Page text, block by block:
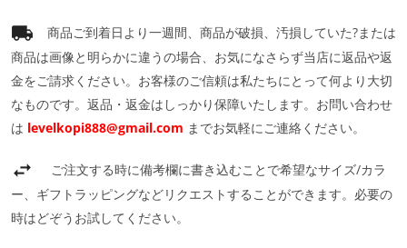
商品ご到着日より一週間、商品が破損、汚損していた?または
商品は画像と明らかに違うの場合、お気になさらず当店に返品や返
金をご請求ください。お客様のご信頼は私たちにとって何より大切
なものです。返品・返金はしっかり保障いたします。お問い合わせ
は levelkopi888@gmail.com までお気軽にご連絡ください。
ご注文する時に備考欄に書き込むことで希望なサイズ/カラ
ー、ギフトラッピングなどリクエストすることができます。必要の
時はどぞうお試してください。